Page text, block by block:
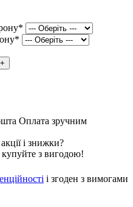
*
*
+
Оплата зручним
і знижки?
купуйте з вигодою!
і згоден з вимогами